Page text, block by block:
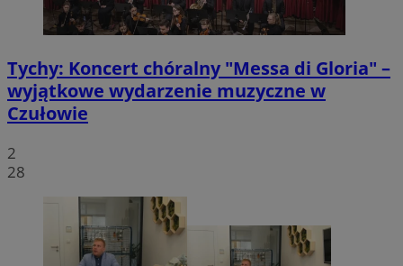
Tychy: Koncert chóralny "Messa di Gloria" –
wyjątkowe wydarzenie muzyczne w
Czułowie
2
28